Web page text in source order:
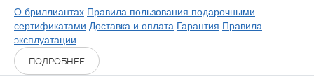
О бриллиантах Правила пользования подарочными
сертификатами Доставка и оплата Гарантия Правила
эксплуатации
ПОДРОБНЕЕ